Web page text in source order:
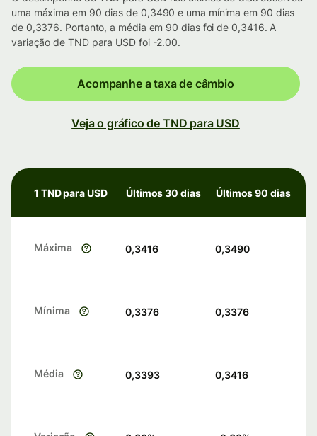
uma máxima em 90 dias de 0,3490 e uma mínima em 90 dias
de 0,3376. Portanto, a média em 90 dias foi de 0,3416. A
variação de TND para USD foi -2.00.
Acompanhe a taxa de câmbio
Veja o gráfico de TND para USD
1 TND para USD Últimos 30 dias Últimos 90 dias
Máxima 0,3416 0,3490
Mínima 0,3376 0,3376
Média 0,3393 0,3416